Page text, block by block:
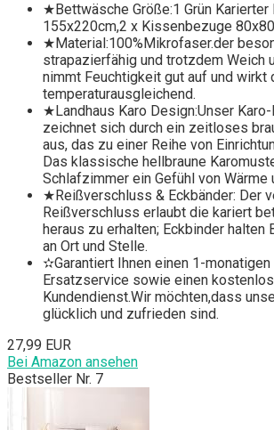
★Bettwäsche Größe:1 Grün
155x220cm,2 x Kissenbezuge
★Material:100%Mikrofaser.der
strapazierfähig und trotzdem Weich
nimmt Feuchtigkeit gut auf und wirkt
temperaturausgleichend.
★Landhaus Karo Design:Unser
zeichnet sich durch ein zeitloses
aus, das zu einer Reihe von
Das klassische hellbraune
Schlafzimmer ein Gefühl von Wärme
★Reißverschluss & Eckbänder: Der
Reißverschluss erlaubt die kariert
heraus zu erhalten; Eckbinder
an Ort und Stelle.
✫Garantiert Ihnen einen 1-monatigen
Ersatzservice sowie einen
Kundendienst.Wir möchten,dass
glücklich und zufrieden sind.
27,99 EUR
Bei Amazon ansehen
Bestseller Nr. 7